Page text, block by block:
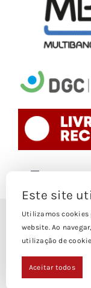
Navigation
Termos e
Loja Edições
direitos
Este site
Utilizamos cookies
website. Ao
utilização de
Aceitar todos